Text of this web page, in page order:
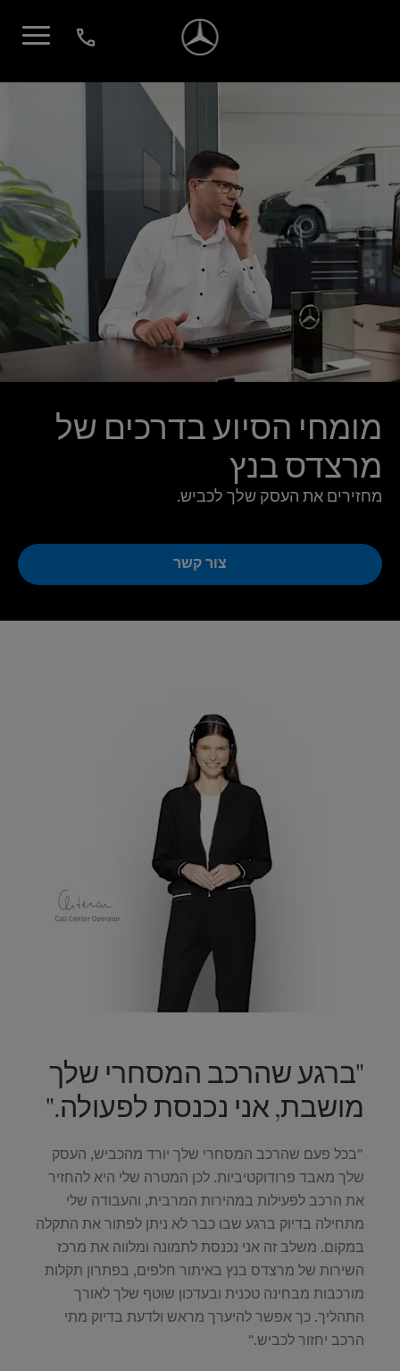
מומחי הסיוע בדרכים של
מרצדס בנץ
מחזירים את העסק שלך לכביש.
צור קשר
"ברגע שהרכב המסחרי שלך
מושבת, אני נכנסת לפעולה."
"בכל פעם שהרכב המסחרי שלך יורד מהכביש, העסק
שלך מאבד פרודוקטיביות. לכן המטרה שלי היא להחזיר
את הרכב לפעילות במהירות המרבית, והעבודה שלי
מתחילה בדיוק ברגע שבו כבר לא ניתן לפתור את התקלה
במקום. משלב זה אני נכנסת לתמונה ומלווה את מרכז
השירות של מרצדס בנץ באיתור חלפים, בפתרון תקלות
מורכבות מבחינה טכנית ובעדכון שוטף שלך לאורך
התהליך. כך אפשר להיערך מראש ולדעת בדיוק מתי
הרכב יחזור לכביש."